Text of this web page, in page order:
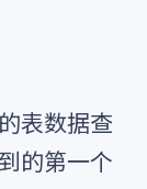
表数据查
的第一个